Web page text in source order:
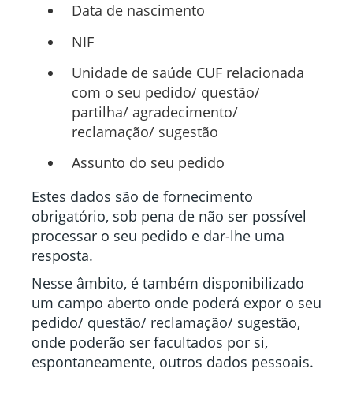
Data de nascimento
NIF
Unidade de saúde CUF relacionada
com o seu pedido/ questão/
partilha/ agradecimento/
reclamação/ sugestão
Assunto do seu pedido
Estes dados são de fornecimento
obrigatório, sob pena de não ser possível
processar o seu pedido e dar-lhe uma
resposta.
Nesse âmbito, é também disponibilizado
um campo aberto onde poderá expor o seu
pedido/ questão/ reclamação/ sugestão,
onde poderão ser facultados por si,
espontaneamente, outros dados pessoais.